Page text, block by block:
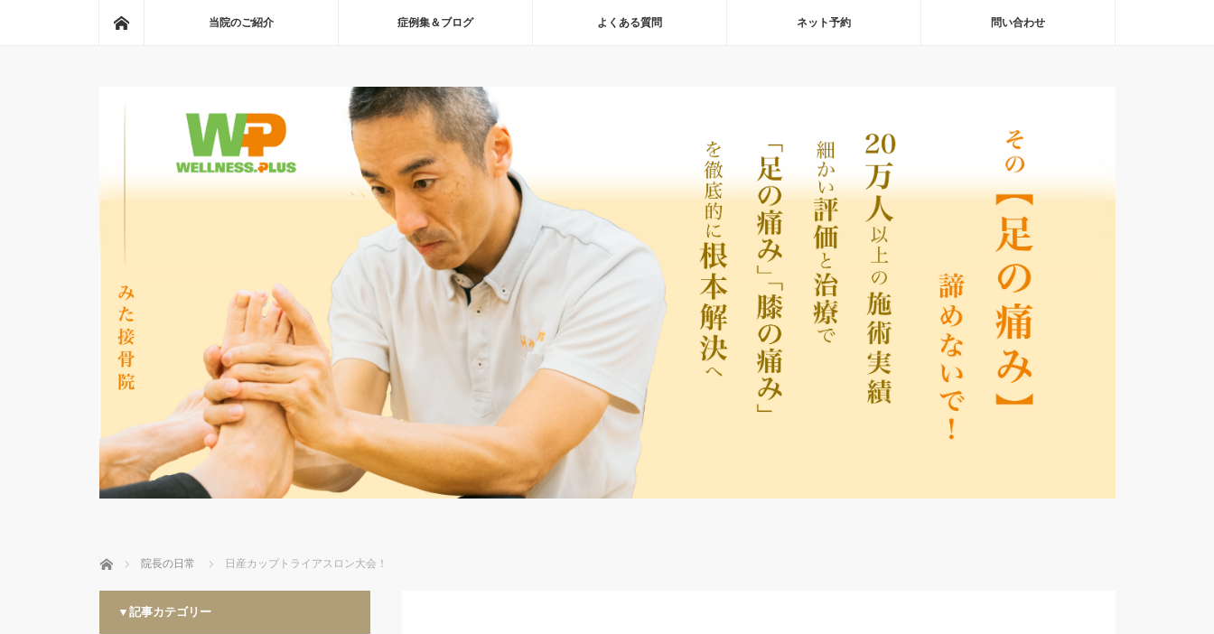
当院のご紹介 症例集＆ブログ よくある質問 ネット予約 問い合わせ
ホーム 院長の日常 日産カップトライアスロン大会！
▼記事カテゴリー